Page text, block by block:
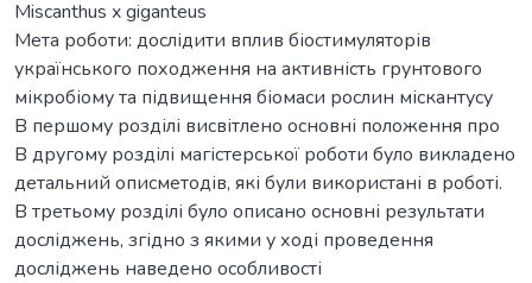
Miscanthus x giganteus
Мета роботи: дослідити вплив біостимуляторів
українського походження на активність грунтового
мікробіому та підвищення біомаси рослин міскантусу
В першому розділі висвітлено основні положення про
В другому розділі магістерської роботи було викладено
детальний описметодів, які були використані в роботі.
В третьому розділі було описано основні результати
досліджень, згідно з якими у ході проведення
досліджень наведено особливості